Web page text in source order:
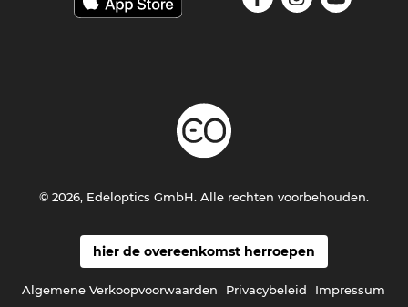
hier de overeenkomst herroepen
Algemene Verkoopvoorwaarden Privacybeleid Impressum
© 2026, Edeloptics GmbH. Alle rechten voorbehouden.